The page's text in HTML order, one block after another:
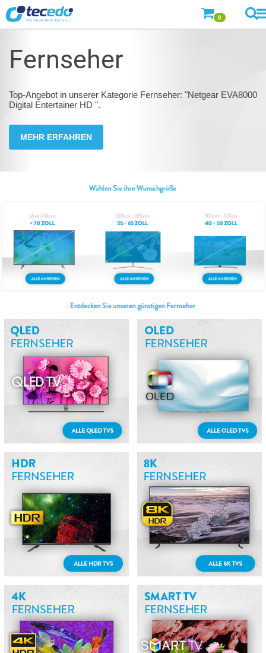
0
Fernseher
Top-Angebot in unserer Kategorie Fernseher: "Netgear EVA8000
Digital Entertainer HD ".
MEHR ERFAHREN